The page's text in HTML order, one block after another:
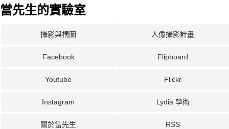
當先生的實驗室
攝影與構圖 人像攝影計畫
Facebook Flipboard
Youtube Flickr
Instagram Lydia 學術
關於當先生 RSS